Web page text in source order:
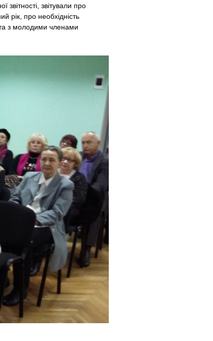
звітності, звітували про
рік, про необхідність
з молодими членами